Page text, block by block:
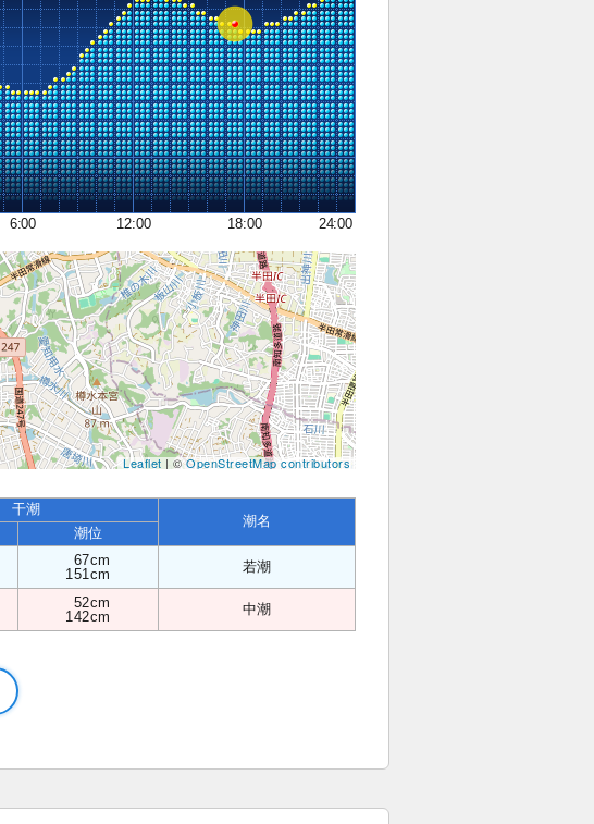
6:00 12:00 18:00 24:00
Leaflet| ©OpenStreetMap contributors
干潮
潮名
潮位
67cm
151cm
若潮
52cm
142cm
中潮